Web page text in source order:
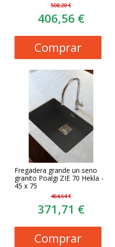
508,20 €
406,56 €
Comprar
Fregadera grande un seno
granito Poalgi ZIE 70 Hekla -
45 x 75
464,64 €
371,71 €
Comprar